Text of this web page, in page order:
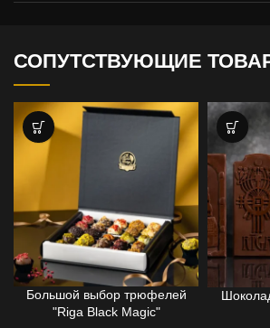
СОПУТСТВУЮЩИЕ
КОЛИЧЕСТВО В КОРОБКЕ
Большой выбор трюфелей
"Riga Black Magic"